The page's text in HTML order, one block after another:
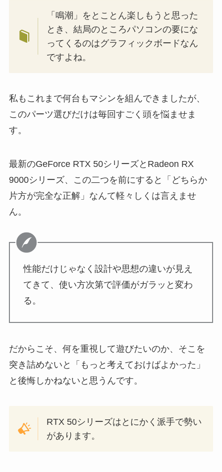
「鳴潮」をとことん楽しもうと思った
とき、結局のところパソコンの要にな
ってくるのはグラフィックボードなん
ですよね。
私もこれまで何台もマシンを組んできましたが、
このパーツ選びだけは毎回すごく頭を悩ませま
す。
最新のGeForce RTX 50シリーズとRadeon RX
9000シリーズ、この二つを前にすると「どちらか
片方が完全な正解」なんて軽々しくは言えませ
ん。
性能だけじゃなく設計や思想の違いが見え
てきて、使い方次第で評価がガラッと変わ
る。
だからこそ、何を重視して遊びたいのか、そこを
突き詰めないと「もっと考えておけばよかった」
と後悔しかねないと思うんです。
RTX 50シリーズはとにかく派手で勢い
があります。